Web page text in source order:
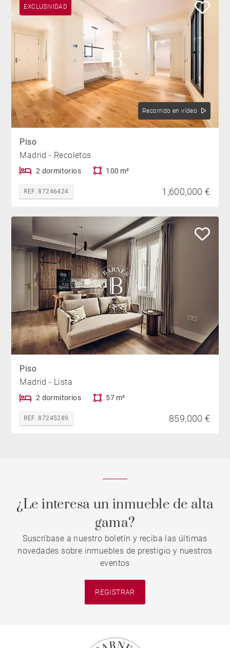
EXCLUSIVIDAD
Recorrido en vídeo
Piso
Madrid - Recoletos
2 dormitorios 100 m²
REF. 87246424 1,600,000 €
Piso
Madrid - Lista
2 dormitorios 57 m²
REF. 87245289 859,000 €
¿Le interesa un inmueble de alta
gama?
Suscríbase a nuestro boletín y reciba las últimas
novedades sobre inmuebles de prestigio y nuestros
eventos
REGISTRAR